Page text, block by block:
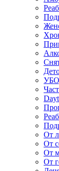
От
От
От
От